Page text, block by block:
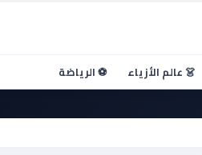
👗 عالم الأزياء ⚽ الرياضة